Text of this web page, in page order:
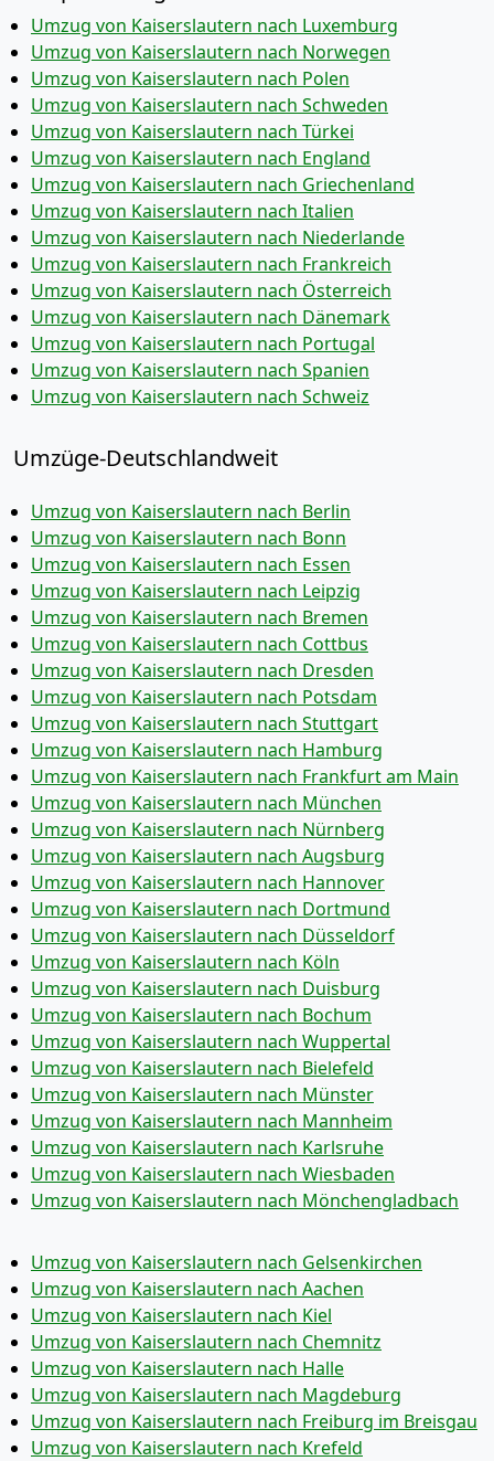
Umzug von Kaiserslautern nach Luxemburg
Umzug von Kaiserslautern nach Norwegen
Umzug von Kaiserslautern nach Polen
Umzug von Kaiserslautern nach Schweden
Umzug von Kaiserslautern nach Türkei
Umzug von Kaiserslautern nach England
Umzug von Kaiserslautern nach Griechenland
Umzug von Kaiserslautern nach Italien
Umzug von Kaiserslautern nach Niederlande
Umzug von Kaiserslautern nach Frankreich
Umzug von Kaiserslautern nach Österreich
Umzug von Kaiserslautern nach Dänemark
Umzug von Kaiserslautern nach Portugal
Umzug von Kaiserslautern nach Spanien
Umzug von Kaiserslautern nach Schweiz
Umzüge-Deutschlandweit
Umzug von Kaiserslautern nach Berlin
Umzug von Kaiserslautern nach Bonn
Umzug von Kaiserslautern nach Essen
Umzug von Kaiserslautern nach Leipzig
Umzug von Kaiserslautern nach Bremen
Umzug von Kaiserslautern nach Cottbus
Umzug von Kaiserslautern nach Dresden
Umzug von Kaiserslautern nach Potsdam
Umzug von Kaiserslautern nach Stuttgart
Umzug von Kaiserslautern nach Hamburg
Umzug von Kaiserslautern nach Frankfurt am Main
Umzug von Kaiserslautern nach München
Umzug von Kaiserslautern nach Nürnberg
Umzug von Kaiserslautern nach Augsburg
Umzug von Kaiserslautern nach Hannover
Umzug von Kaiserslautern nach Dortmund
Umzug von Kaiserslautern nach Düsseldorf
Umzug von Kaiserslautern nach Köln
Umzug von Kaiserslautern nach Duisburg
Umzug von Kaiserslautern nach Bochum
Umzug von Kaiserslautern nach Wuppertal
Umzug von Kaiserslautern nach Bielefeld
Umzug von Kaiserslautern nach Münster
Umzug von Kaiserslautern nach Mannheim
Umzug von Kaiserslautern nach Karlsruhe
Umzug von Kaiserslautern nach Wiesbaden
Umzug von Kaiserslautern nach Mönchen­gladbach
Umzug von Kaiserslautern nach Gelsenkirchen
Umzug von Kaiserslautern nach Aachen
Umzug von Kaiserslautern nach Kiel
Umzug von Kaiserslautern nach Chemnitz
Umzug von Kaiserslautern nach Halle
Umzug von Kaiserslautern nach Magdeburg
Umzug von Kaiserslautern nach Freiburg im Breisgau
Umzug von Kaiserslautern nach Krefeld